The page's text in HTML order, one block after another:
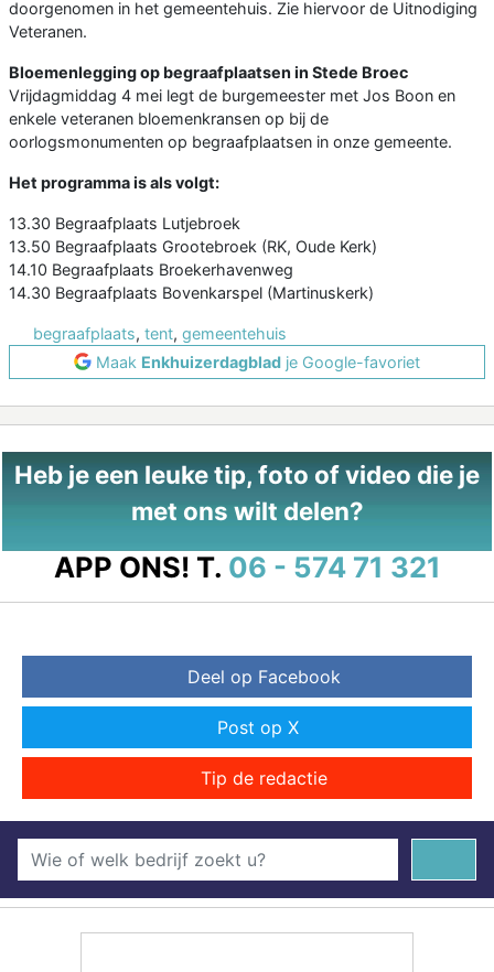
doorgenomen in het gemeentehuis. Zie hiervoor de Uitnodiging
Veteranen.
Bloemenlegging op begraafplaatsen in Stede Broec
Vrijdagmiddag 4 mei legt de burgemeester met Jos Boon en
enkele veteranen bloemenkransen op bij de
oorlogsmonumenten op begraafplaatsen in onze gemeente.
Het programma is als volgt:
13.30 Begraafplaats Lutjebroek
13.50 Begraafplaats Grootebroek (RK, Oude Kerk)
14.10 Begraafplaats Broekerhavenweg
14.30 Begraafplaats Bovenkarspel (Martinuskerk)
begraafplaats, tent, gemeentehuis
Maak Enkhuizerdagblad je Google-favoriet
Heb je een leuke tip, foto of video die je
met ons wilt delen?
APP ONS! T. 06 - 574 71 321
Deel op Facebook
Post op X
Tip de redactie